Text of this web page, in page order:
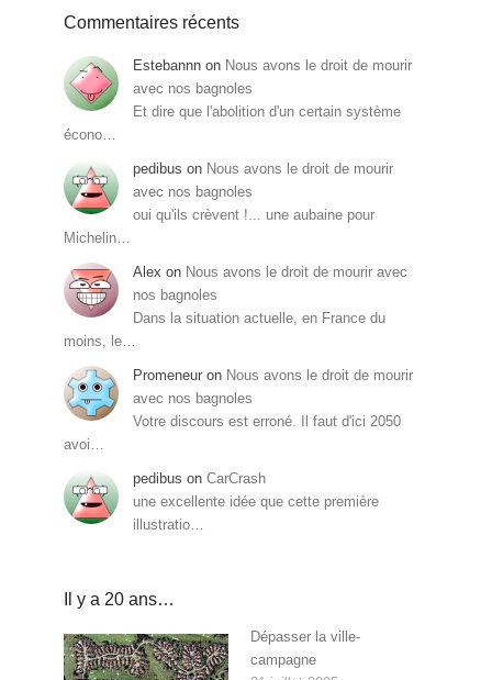
Commentaires récents
Estebannn on Nous avons le droit de mourir
avec nos bagnoles
Et dire que l'abolition d'un certain système
écono…
pedibus on Nous avons le droit de mourir
avec nos bagnoles
oui qu'ils crèvent !... une aubaine pour
Michelin…
Alex on Nous avons le droit de mourir avec
nos bagnoles
Dans la situation actuelle, en France du
moins, le…
Promeneur on Nous avons le droit de mourir
avec nos bagnoles
Votre discours est erroné. Il faut d'ici 2050
avoi…
pedibus on CarCrash
une excellente idée que cette première
illustratio…
Il y a 20 ans…
Dépasser la ville-
campagne